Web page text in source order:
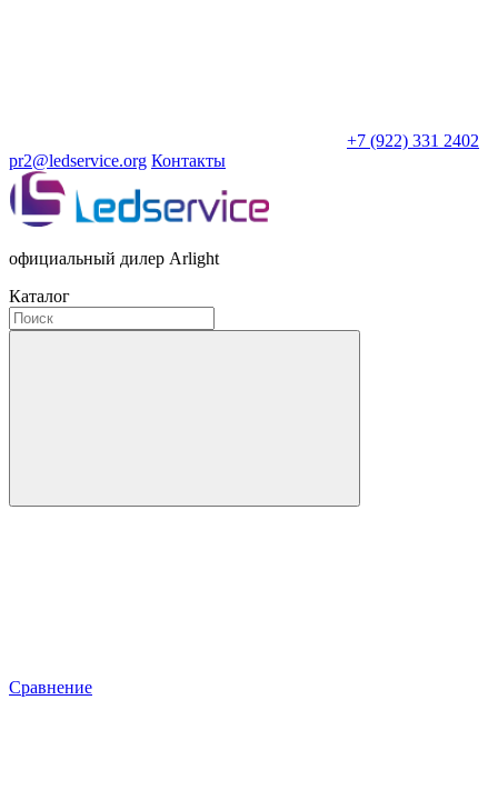
+7 (922) 331 2402
pr2@ledservice.org Контакты
официальный дилер Arlight
Каталог
Сравнение